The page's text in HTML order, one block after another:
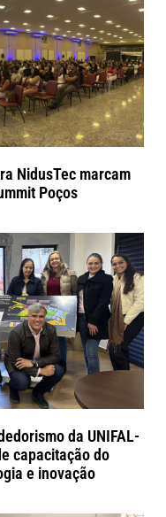
NidusTec marcam
Poços
da UNIFAL-
capacitação do
e inovação